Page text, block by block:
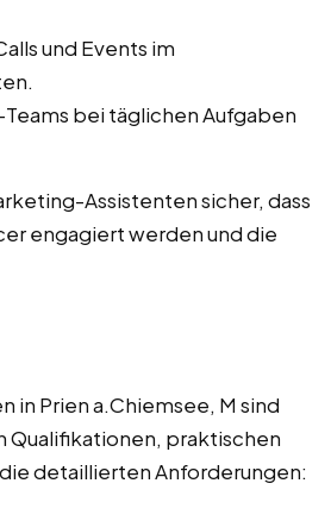
und Events im
bei täglichen Aufgaben
Assistenten sicher, dass
engagiert werden und die
Prien a.Chiemsee, M sind
Qualifikationen, praktischen
detaillierten Anforderungen: